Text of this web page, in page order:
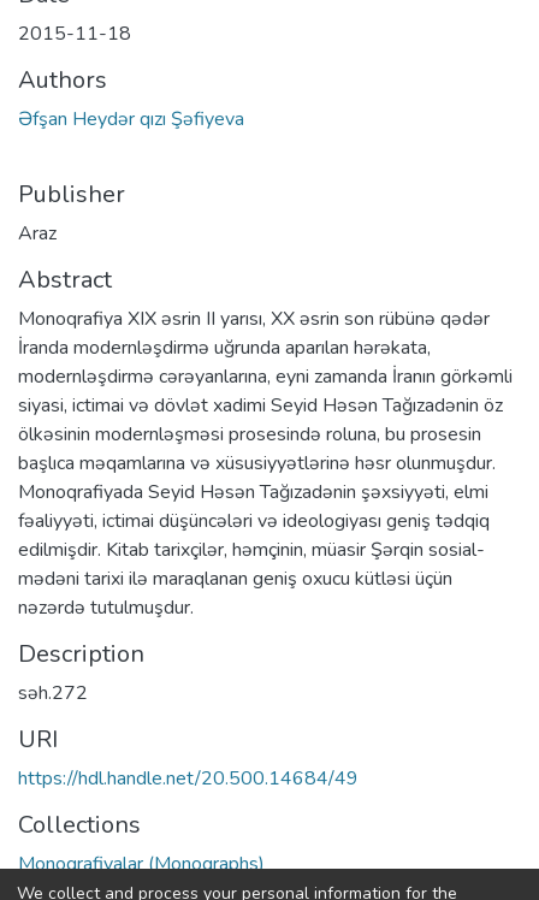
2015-11-18
Authors
Əfşan Heydər qızı Şəfiyeva
Publisher
Araz
Abstract
Monoqrafiya XIX əsrin II yarısı, XX əsrin son rübünə qədər
İranda modernləşdirmə uğrunda aparılan hərəkata,
modernləşdirmə cərəyanlarına, eyni zamanda İranın görkəmli
siyasi, ictimai və dövlət xadimi Seyid Həsən Tağızadənin öz
ölkəsinin modernləşməsi prosesində roluna, bu prosesin
başlıca məqamlarına və xüsusiyyətlərinə həsr olunmuşdur.
Monoqrafiyada Seyid Həsən Tağızadənin şəxsiyyəti, elmi
fəaliyyəti, ictimai düşüncələri və ideologiyası geniş tədqiq
edilmişdir. Kitab tarixçilər, həmçinin, müasir Şərqin sosial-
mədəni tarixi ilə maraqlanan geniş oxucu kütləsi üçün
nəzərdə tutulmuşdur.
Description
səh.272
URI
https://hdl.handle.net/20.500.14684/49
Collections
Monoqrafiyalar (Monographs)
We collect and process your personal information for the